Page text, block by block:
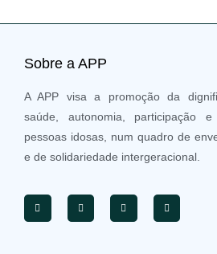
Sobre a APP
A APP visa a promoção da
saúde, autonomia, participação
pessoas idosas, num quadro de
e de solidariedade intergeracional.